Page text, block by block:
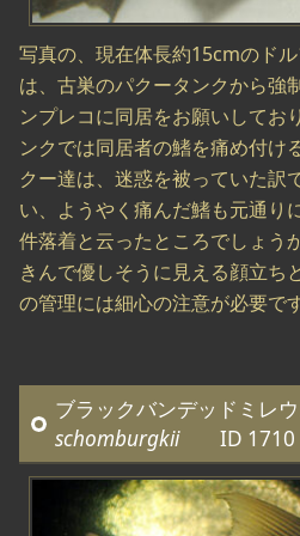
写真の、現在体長約15cmのド
は、古巣のパクータンクから強
ンプレコに同居をお願いしてお
ンクでは同居者の鰭を痛め付け
クー達は、迷惑を被っていた訳
い、ようやく痛んだ鰭も元通り
件落着と云ったところでしょう
きんで優しそうに見える顔立ち
の管理には細心の注意が必要です
ブラックバンデッドミ
schomburgkiiID 1710